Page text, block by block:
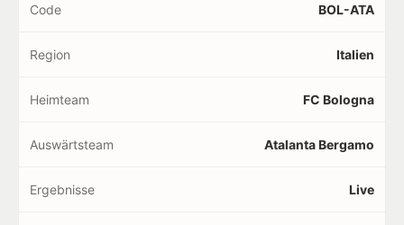
Code BOL-ATA
Region Italien
Heimteam FC Bologna
Auswärtsteam Atalanta Bergamo
Ergebnisse Live